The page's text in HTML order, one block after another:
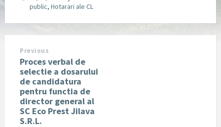
public, Hotarari ale CL
Previous
Proces verbal de
selectie a dosarului
de candidatura
pentru functia de
director general al
SC Eco Prest Jilava
S.R.L.